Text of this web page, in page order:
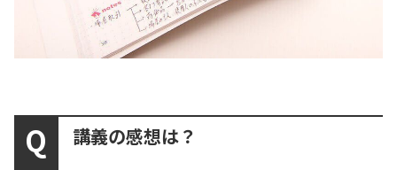
講義の感想は？